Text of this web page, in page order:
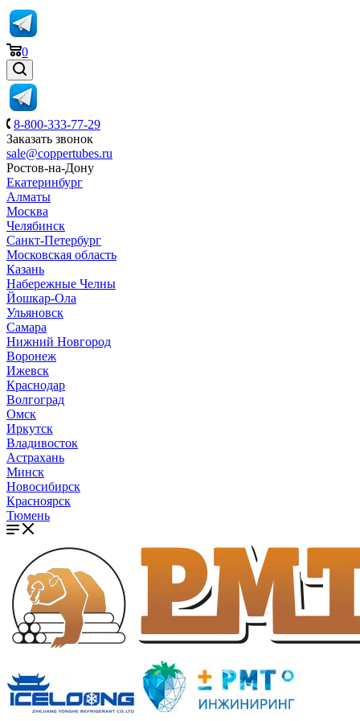
0
8-800-333-77-29
Заказать звонок
sale@coppertubes.ru
Ростов-на-Дону
Екатеринбург
Алматы
Москва
Челябинск
Санкт-Петербург
Московская область
Казань
Набережные Челны
Йошкар-Ола
Ульяновск
Самара
Нижний Новгород
Воронеж
Ижевск
Краснодар
Волгоград
Омск
Иркутск
Владивосток
Астрахань
Минск
Новосибирск
Красноярск
Тюмень